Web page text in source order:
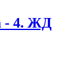
- 4. ЖД